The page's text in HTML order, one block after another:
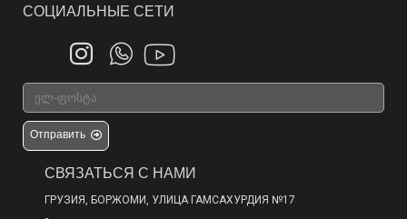
СОЦИАЛЬНЫЕ СЕТИ
Отправить
СВЯЗАТЬСЯ С НАМИ
ГРУЗИЯ, БОРЖОМИ, УЛИЦА ГАМСАХУРДИЯ №17